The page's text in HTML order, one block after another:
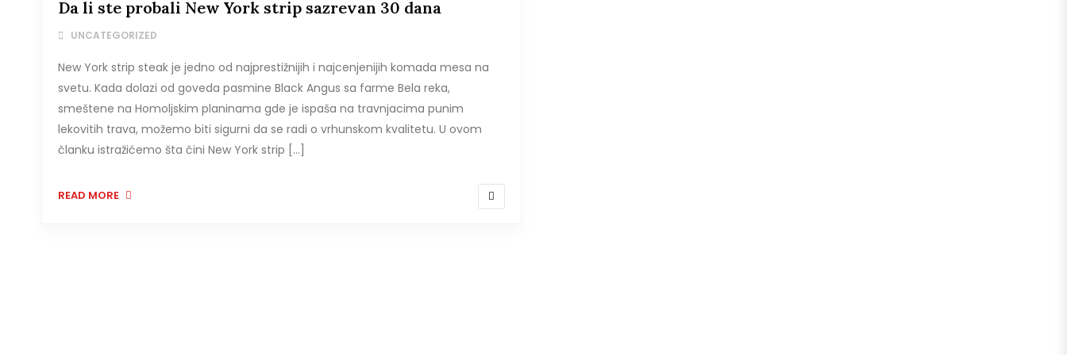
Da li ste probali New York strip sazrevan 30 dana
UNCATEGORIZED
New York strip steak je jedno od najprestižnijih i najcenjenijih komada mesa na
svetu. Kada dolazi od goveda pasmine Black Angus sa farme Bela reka,
smeštene na Homoljskim planinama gde je ispaša na travnjacima punim
lekovitih trava, možemo biti sigurni da se radi o vrhunskom kvalitetu. U ovom
članku istražićemo šta čini New York strip […]
READ MORE